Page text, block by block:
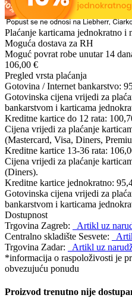
Plaćanje karticama jednokratno i
Moguća dostava za RH
Moguć povrat robe unutar 14
106,00 €
Pregled vrsta plaćanja
Gotovina / Internet bankarstvo:
Gotovinska cijena vrijedi za
bankarstvom i karticama
Kreditne kartice do 12 rata:
Cijena vrijedi za plaćanje
(Mastercard, Visa, Diners,
Kreditne kartice 13-36 rata:
Cijena vrijedi za plaćanje
(Diners).
Kreditne kartice jednokratno:
Gotovinska cijena vrijedi za
bankarstvom i karticama
Dostupnost
Trgovina Zagreb:
Artikl uz
Centralno skladište Sesvete:
Trgovina Zadar:
Artikl uz
*informacija o raspoloživosti je
obvezujuću ponudu
Proizvod trenutno nije